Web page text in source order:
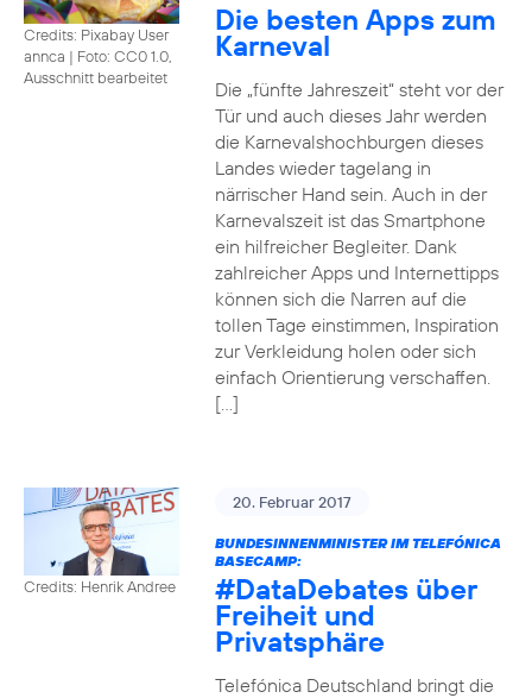
Credits: Pixabay User
annca | Foto: CC0 1.0,
Ausschnitt bearbeitet
Die besten Apps zum
Karneval
Die „fünfte Jahreszeit“ steht vor der
Tür und auch dieses Jahr werden
die Karnevalshochburgen dieses
Landes wieder tagelang in
närrischer Hand sein. Auch in der
Karnevalszeit ist das Smartphone
ein hilfreicher Begleiter. Dank
zahlreicher Apps und Internettipps
können sich die Narren auf die
tollen Tage einstimmen, Inspiration
zur Verkleidung holen oder sich
einfach Orientierung verschaffen.
[…]
Credits: Henrik Andree
20. Februar 2017
BUNDESINNENMINISTER IM TELEFÓNICA
BASECAMP:
#DataDebatesüber
Freiheit und
Privatsphäre
Telefónica Deutschland bringt die